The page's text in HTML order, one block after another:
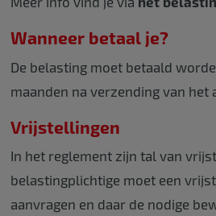
Wanneer betaal je?
De belasting moet betaald
maanden na verzending van het
Vrijstellingen
In het reglement zijn tal van
belastingplichtige moet een
aanvragen en daar de nodige